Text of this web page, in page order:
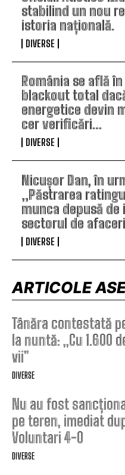
stabilind un nou
istoria națională.
DIVERSE
România se află
blackout total
energetice devin
cer verificări…
DIVERSE
Nicușor Dan, în
„Păstrarea
munca depusă
sectorul de
DIVERSE
ARTICOLE
Tânăra contestată
la nuntă: „Cu 1.600
vii”
DIVERSE
Nu au fost
pe teren, imediat
Voluntari 4-0
DIVERSE